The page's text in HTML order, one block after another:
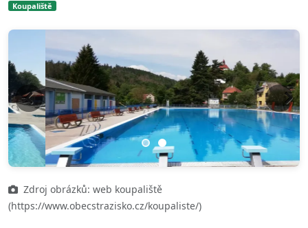
Koupaliště
Previous Next
Zdroj obrázků: web koupaliště
(https://www.obecstrazisko.cz/koupaliste/)